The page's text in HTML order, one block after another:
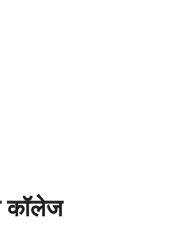
कॉलेज